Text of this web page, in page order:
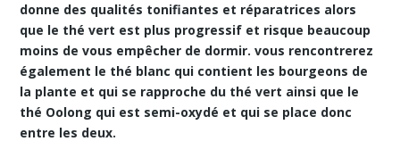
donne des qualités tonifiantes et réparatrices alors
que le thé vert est plus progressif et risque beaucoup
moins de vous empêcher de dormir. vous rencontrerez
également le thé blanc qui contient les bourgeons de
la plante et qui se rapproche du thé vert ainsi que le
thé Oolong qui est semi-oxydé et qui se place donc
entre les deux.